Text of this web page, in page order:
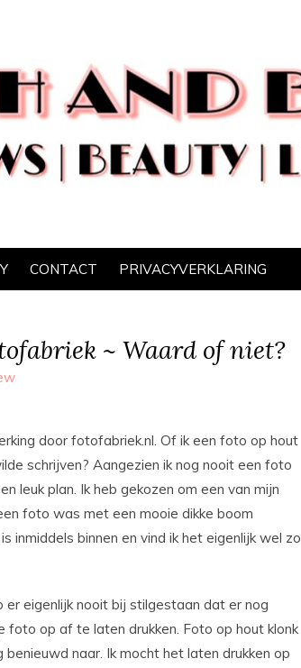
CONTACT PRIVACYVERKLARING
~ Waard of niet?
door fotofabriek.nl. Of ik een foto op hout
schrijven? Aangezien ik nog nooit een foto
leuk plan. Ik heb gekozen om een van mijn
foto was met een mooie dikke boom
inmiddels binnen en vind ik het eigenlijk wel zo
er eigenlijk nooit bij stilgestaan dat er nog
foto op af te laten drukken. Foto op hout klonk
naar. Ik mocht het laten drukken op